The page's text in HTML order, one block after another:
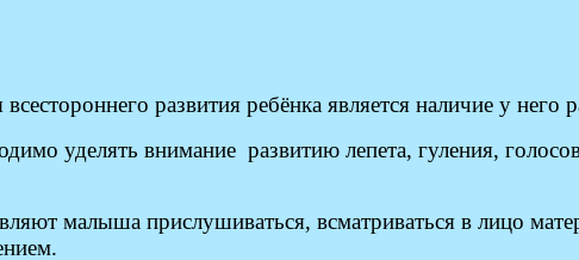
развития ребёнка является наличие у него
уделять внимание развитию лепета, гуления,
малыша прислушиваться, всматриваться в лицо